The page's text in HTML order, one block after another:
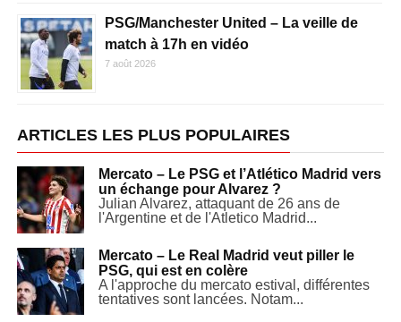
PSG/Manchester United – La veille de
match à 17h en vidéo
7 août 2026
ARTICLES LES PLUS POPULAIRES
Mercato – Le PSG et l’Atlético Madrid vers
un échange pour Alvarez ?
Julian Alvarez, attaquant de 26 ans de
l'Argentine et de l'Atletico Madrid...
Mercato – Le Real Madrid veut piller le
PSG, qui est en colère
A l'approche du mercato estival, différentes
tentatives sont lancées. Notam...